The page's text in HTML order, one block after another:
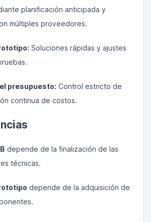
planificación anticipada y
múltiples proveedores.
Soluciones rápidas y ajustes
presupuesto: Control estricto de
continua de costos.
depende de la finalización de las
técnicas.
depende de la adquisición de